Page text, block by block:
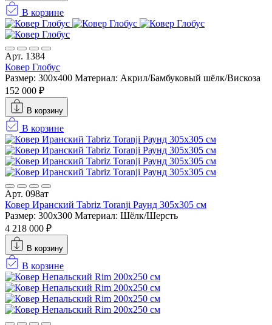
В корзине
Арт. 1384
Ковер Глобус
Размер: 300x400 Материал: Акрил/Бамбуковый шёлк/Вискоза
152 000 ₽
В корзину
В корзине
Арт. 098ат
Ковер Иранский Tabriz Toranji Раунд 305x305 см
Размер: 300x300 Материал: Шёлк/Шерсть
4 218 000 ₽
В корзину
В корзине